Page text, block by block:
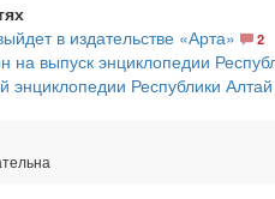
в издательстве «Арта»
2
выпуск энциклопедии
Республики